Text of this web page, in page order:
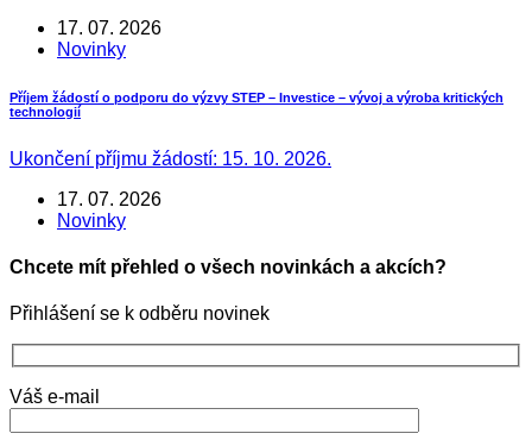
17. 07. 2026
Novinky
Příjem žádostí o podporu do výzvy STEP – Investice – vývoj a výroba kritických
technologií
Ukončení příjmu žádostí: 15. 10. 2026.
17. 07. 2026
Novinky
Chcete mít přehled o všech novinkách a akcích?
Přihlášení se k odběru novinek
Váš e-mail